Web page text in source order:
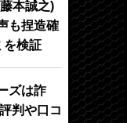
本誠之)
も捏造確
を検証
ズは詐
判や口コ